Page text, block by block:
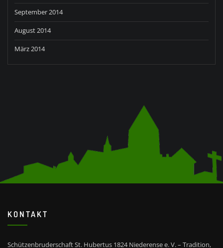
September 2014
August 2014
März 2014
KONTAKT
Schützenbruderschaft St. Hubertus 1824 Niederense e. V. – Tradition,